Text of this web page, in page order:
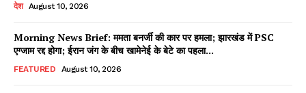
देश August 10, 2026
Morning News Brief: ममता बनर्जी की कार पर हमला; झारखंड में PSC
एग्जाम रद्द होगा; ईरान जंग के बीच खामेनेई के बेटे का पहला...
FEATURED August 10, 2026